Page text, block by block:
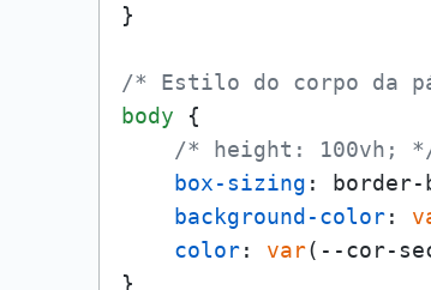
}
/* Estilo do corpo da
body {
/* height: 100vh;
box-sizing : border-
background-color:
color: var(--cor-
}